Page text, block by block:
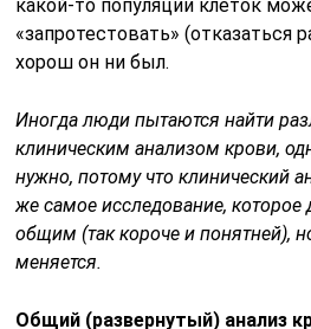
Определение содержания
крови: эритроцитов –
цвет крови, и лейкоцитов,
не содержат, поэтому
клетками крови
базофилы, лимфоциты,
Уровень гемоглобина;
Гематокрит (в
того, как эритроциты